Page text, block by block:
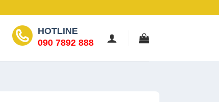
HOTLINE
090 7892 888